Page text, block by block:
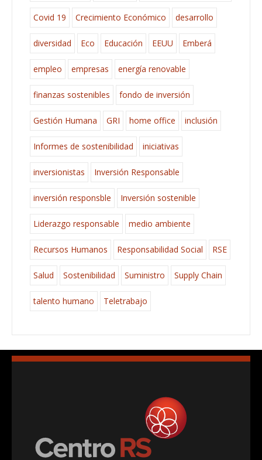
Covid 19 Crecimiento Económico desarrollo
diversidad Eco Educación EEUU Emberá
empleo empresas energía renovable
finanzas sostenibles fondo de inversión
Gestión Humana GRI home office inclusión
Informes de sostenibilidad iniciativas
inversionistas Inversión Responsable
inversión responsble Inversión sostenible
Liderazgo responsable medio ambiente
Recursos Humanos Responsabilidad Social RSE
Salud Sostenibilidad Suministro Supply Chain
talento humano Teletrabajo